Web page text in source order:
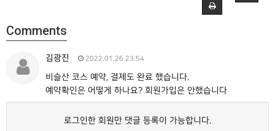
Comments
김광진 2022.01.26 23:54
비슬산 코스 예약, 결제도 완료 했습니다.
예약확인은 어떻게 하나요? 회원가입은 안했습니다
로그인한 회원만 댓글 등록이 가능합니다.